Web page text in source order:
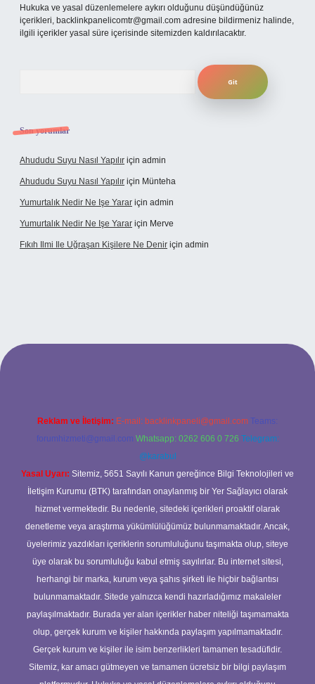
Hukuka ve yasal düzenlemelere aykırı olduğunu düşündüğünüz
içerikleri, backlinkpanelicomtr@gmail.com adresine bildirmeniz halinde,
ilgili içerikler yasal süre içerisinde sitemizden kaldırılacaktır.
Son yorumlar
Ahududu Suyu Nasıl Yapılır için admin
Ahududu Suyu Nasıl Yapılır için Münteha
Yumurtalık Nedir Ne Işe Yarar için admin
Yumurtalık Nedir Ne Işe Yarar için Merve
Fıkıh Ilmi Ile Uğraşan Kişilere Ne Denir için admin
giriş
Reklam ve İletişim: E-mail: backlinkpaneli@gmail.com Teams:
forumhizmeti@gmail.com Whatsapp: 0262 606 0 726 Telegram:
@karabul
Yasal Uyarı: Sitemiz, 5651 Sayılı Kanun gereğince Bilgi Teknolojileri ve
İletişim Kurumu (BTK) tarafından onaylanmış bir Yer Sağlayıcı olarak
hizmet vermektedir. Bu nedenle, sitedeki içerikleri proaktif olarak
denetleme veya araştırma yükümlülüğümüz bulunmamaktadır. Ancak,
üyelerimiz yazdıkları içeriklerin sorumluluğunu taşımakta olup, siteye
üye olarak bu sorumluluğu kabul etmiş sayılırlar. Bu internet sitesi,
herhangi bir marka, kurum veya şahıs şirketi ile hiçbir bağlantısı
bulunmamaktadır. Sitede yalnızca kendi hazırladığımız makaleler
paylaşılmaktadır. Burada yer alan içerikler haber niteliği taşımamakta
olup, gerçek kurum ve kişiler hakkında paylaşım yapılmamaktadır.
Gerçek kurum ve kişiler ile isim benzerlikleri tamamen tesadüfidir.
Sitemiz, kar amacı gütmeyen ve tamamen ücretsiz bir bilgi paylaşım